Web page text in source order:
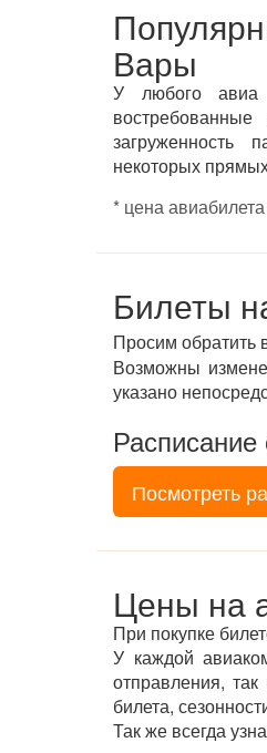
Вары
У любого авиа
некоторых
* цена
Билеты
Просим обратить
Возможны
указано
Посмотреть
Цены на
При покупке
У каждой
отправления,
билета,
Так же всегда